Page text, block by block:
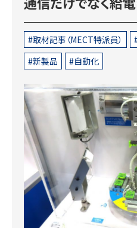
取材記事（MECT特派員）
新製品
自動化